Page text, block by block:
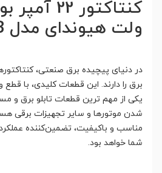
ولت هیوندای مدل HGC22B
در دنیای پیچیده برق صنعتی،
برق را دارند. این قطعات کلیدی، با
یکی از مهم ترین قطعات تابلو برق و
شدن موتورها و سایر تجهیزات برقی
مناسب و باکیفیت، تضمین‌کننده
شما خواهد بود.